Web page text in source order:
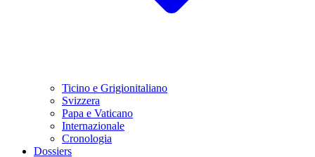
Ticino e Grigionitaliano
Svizzera
Papa e Vaticano
Internazionale
Cronologia
Dossiers